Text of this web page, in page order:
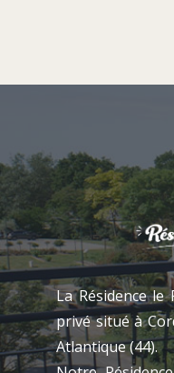
La Résidence le
privé situé à
Atlantique (44).